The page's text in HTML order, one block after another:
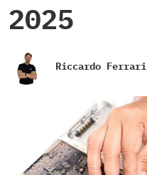
2025
Riccardo Ferrari